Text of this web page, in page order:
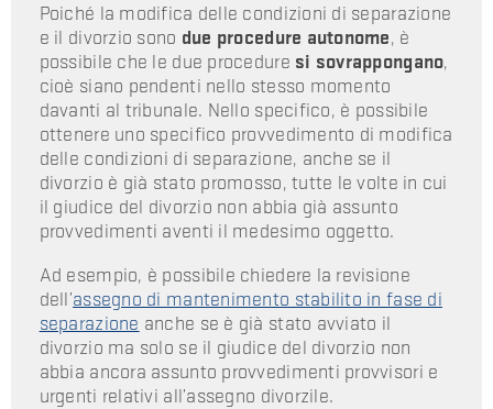
Poiché la modifica delle condizioni di separazione
e il divorzio sono due procedure autonome, è
possibile che le due procedure si sovrappongano,
cioè siano pendenti nello stesso momento
davanti al tribunale. Nello specifico, è possibile
ottenere uno specifico provvedimento di modifica
delle condizioni di separazione, anche se il
divorzio è già stato promosso, tutte le volte in cui
il giudice del divorzio non abbia già assunto
provvedimenti aventi il medesimo oggetto.
Ad esempio, è possibile chiedere la revisione
dell’assegno di mantenimento stabilito in fase di
separazione anche se è già stato avviato il
divorzio ma solo se il giudice del divorzio non
abbia ancora assunto provvedimenti provvisori e
urgenti relativi all’assegno divorzile.